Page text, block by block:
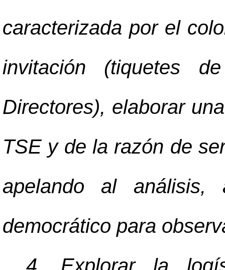
caracterizada por el
invitación (tiquetes
Directores), elaborar
TSE y de la razón de
apelando al
democrático para
4. Explorar la